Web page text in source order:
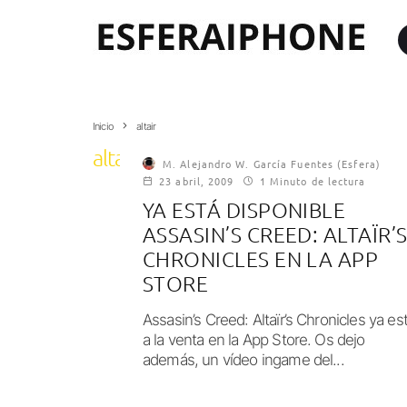
Inicio altair
altair
M. Alejandro W. García Fuentes (Esfera)
23 abril, 2009
1 Minuto de lectura
YA ESTÁ DISPONIBLE
ASSASIN’S CREED: ALTAÏR’S
CHRONICLES EN LA APP
STORE
Assasin’s Creed: Altaïr’s Chronicles ya
a la venta en la App Store. Os dejo
además, un vídeo ingame del...